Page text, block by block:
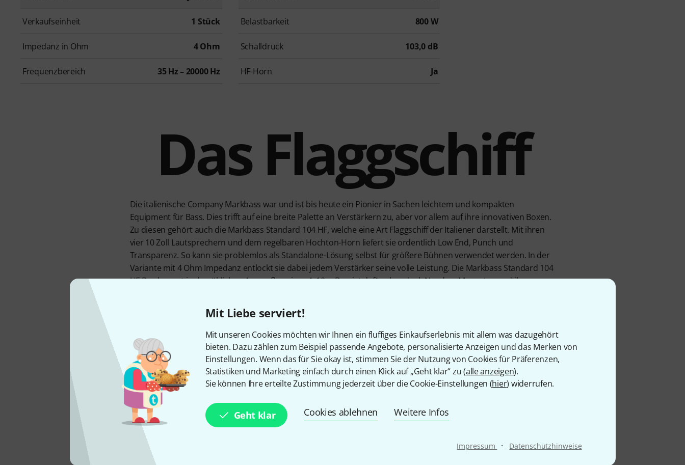
Mit Liebe serviert!
Mit unseren Cookies möchten wir Ihnen ein fluffiges Einkaufserlebnis mit allem was dazugehört
bieten. Dazu zählen zum Beispiel passende Angebote, personalisierte Anzeigen und das Merken von
Einstellungen. Wenn das für Sie okay ist, stimmen Sie der Nutzung von Cookies für Präferenzen,
Statistiken und Marketing einfach durch einen Klick auf „Geht klar“ zu (alle anzeigen).
Sie können Ihre erteilte Zustimmung jederzeit über die Cookie-Einstellungen (hier) widerrufen.
Geht klar Cookies ablehnen Weitere Infos
Impressum · Datenschutzhinweise
Verkaufseinheit 1 Stück Belastbarkeit 800 W
Impedanz in Ohm 4 Ohm Schalldruck 103,0 dB
Frequenzbereich 35 Hz – 20000 Hz HF-Horn Ja
Das Flaggschiff
Die italienische Company Markbass war und ist bis heute ein Pionier in Sachen leichtem und kompakten
Equipment für Bass. Dies trifft auf eine breite Palette an Verstärkern zu, aber vor allem auf ihre innovativen Boxen.
Zu diesen gehört auch die Markbass Standard 104 HF, welche eine Art Flaggschiff der Italiener darstellt. Mit ihren
vier 10 Zoll Lautsprechern und dem regelbaren Hochton-Horn liefert sie ordentlich Low End, Punch und
Transparenz. So kann sie problemlos als Standalone-Lösung selbst für größere Bühnen verwendet werden. In der
Variante mit 4 Ohm Impedanz entlockt sie dabei jedem Verstärker seine volle Leistung. Die Markbass Standard 104
HF Box kommt in den üblichen Ausmaßen einer 4x10er Box, ist dafür aber dank Neodym Magneten und ihrer